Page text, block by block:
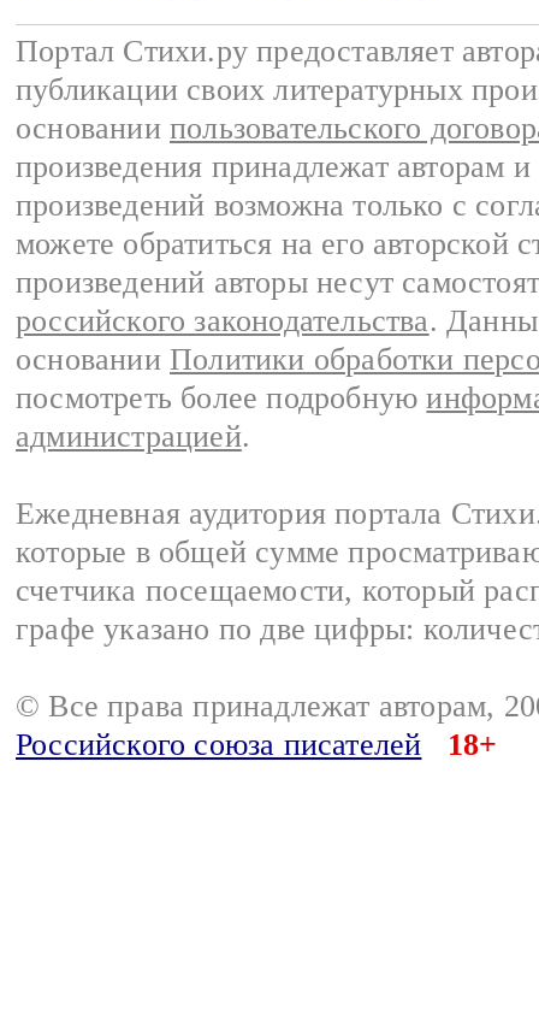
Портал Стихи.ру предоставляет
публикации своих литературных
основании пользовательского
произведения принадлежат авторам
произведений возможна только с
можете обратиться на его авторской
произведений авторы несут
российского законодательства.
основании Политики обработки
посмотреть более подробную
администрацией.
Ежедневная аудитория портала
которые в общей сумме
счетчика посещаемости, который
графе указано по две цифры:
© Все права принадлежат авторам,
Российского союза писателей
18+